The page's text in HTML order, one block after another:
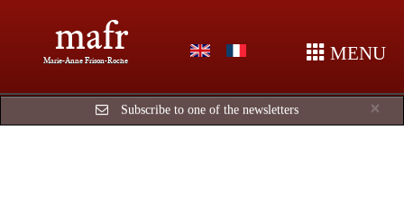
mafr
Marie-Anne Frison-Roche MENU
×
Subscribe to one of the newsletters